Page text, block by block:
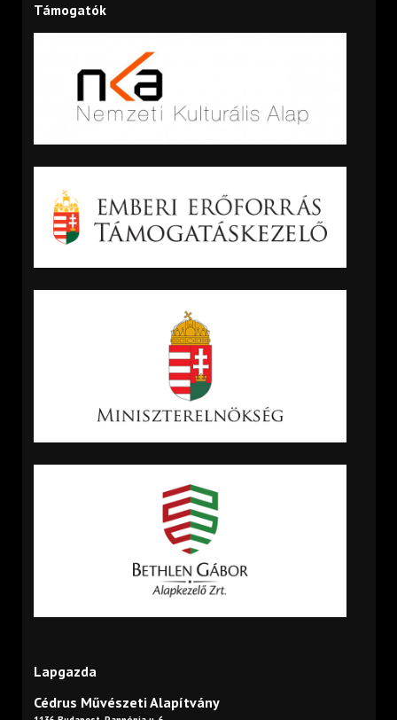
Támogatók
Lapgazda
Cédrus Művészeti Alapítvány